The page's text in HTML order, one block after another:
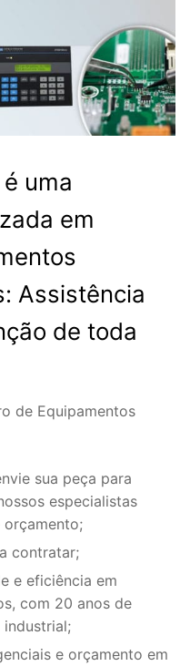
uma
em
Assistência
de toda
de Equipamentos
sua peça para
especialistas
contratar;
e eficiência em
com 20 anos de
industrial;
e orçamento em